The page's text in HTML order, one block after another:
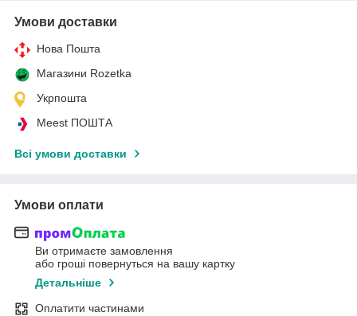
Умови доставки
Нова Пошта
Магазини Rozetka
Укрпошта
Meest ПОШТА
Всі умови доставки
Умови оплати
Ви отримаєте замовлення
або гроші повернуться на вашу картку
Детальніше
Оплатити частинами